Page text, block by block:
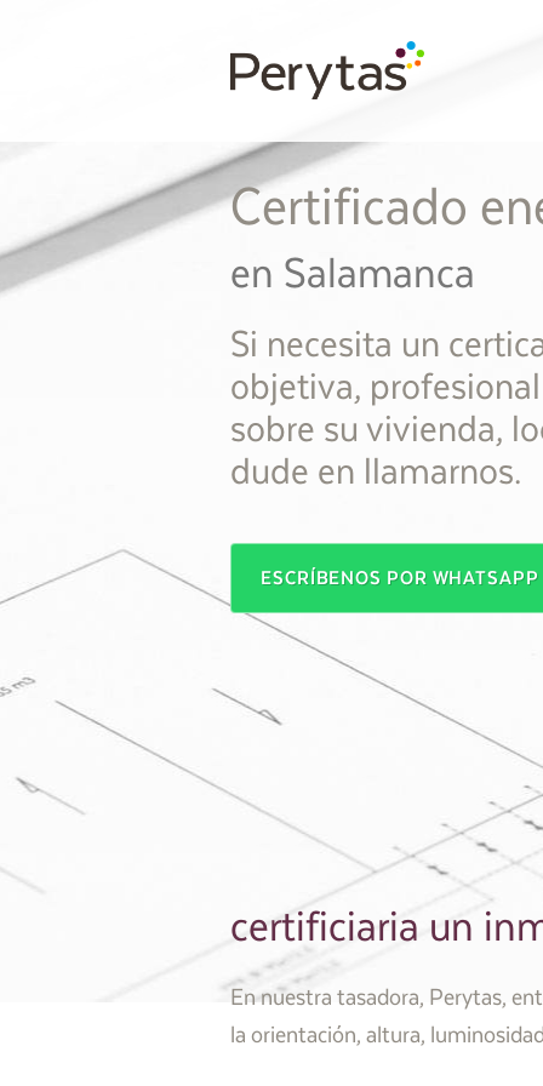
Certificado
en Salamanca
Si necesita un
objetiva,
sobre su vivienda,
dude en llamarnos.
ESCRÍBENOS POR WHATSAPP
certificiaria un
En nuestra tasadora, Perytas,
la orientación, altura,